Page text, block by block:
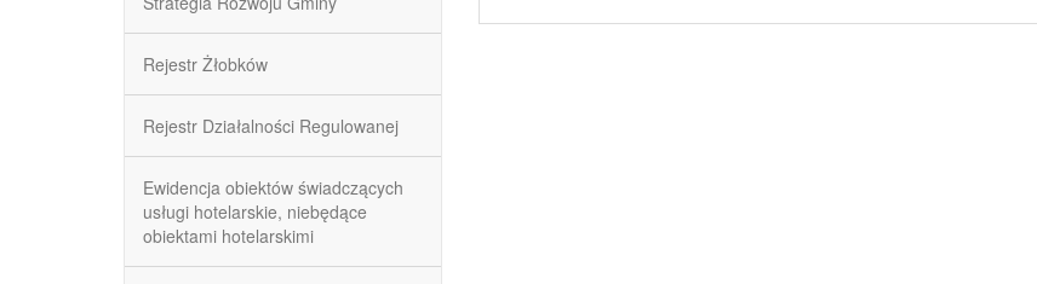
Rejestr Żłobków
Rejestr Działalności Regulowanej
Ewidencja obiektów świadczących
usługi hotelarskie, niebędące
obiektami hotelarskimi